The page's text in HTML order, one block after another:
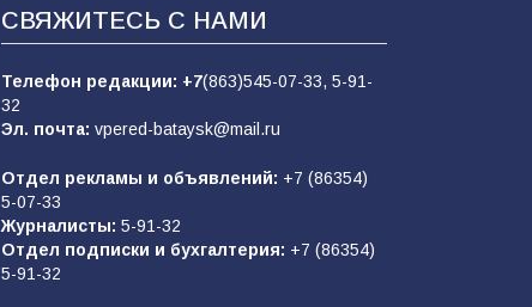
СВЯЖИТЕСЬ С НАМИ
Телефон редакции: +7(863)545-07-33, 5-91-
32
Эл. почта: vpered-bataysk@mail.ru
Отдел рекламы и объявлений: +7 (86354)
5-07-33
Журналисты: 5-91-32
Отдел подписки и бухгалтерия: +7 (86354)
5-91-32